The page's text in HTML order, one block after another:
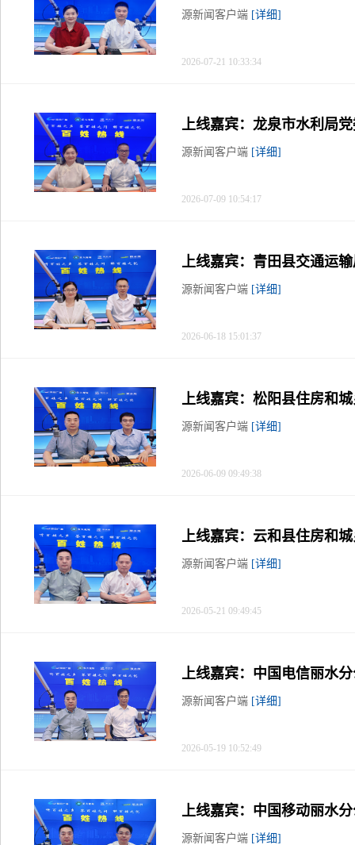
源新闻客户端 [详细]
2026-07-21 10:33:34
上线嘉宾：龙泉市水利局
源新闻客户端 [详细]
2026-07-09 10:54:17
上线嘉宾：青田县交通运
源新闻客户端 [详细]
2026-06-18 15:01:37
上线嘉宾：松阳县住房和
源新闻客户端 [详细]
2026-06-09 09:49:38
上线嘉宾：云和县住房和
源新闻客户端 [详细]
2026-05-21 09:49:45
上线嘉宾：中国电信丽水
源新闻客户端 [详细]
2026-05-19 10:52:49
上线嘉宾：中国移动丽水
源新闻客户端 [详细]